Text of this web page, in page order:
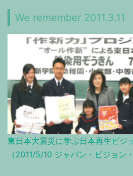
We remember 2011.3.11
東日本大震災に学ぶ日本再生ビジ
（2011/5/10 ジャパン・ビジョン